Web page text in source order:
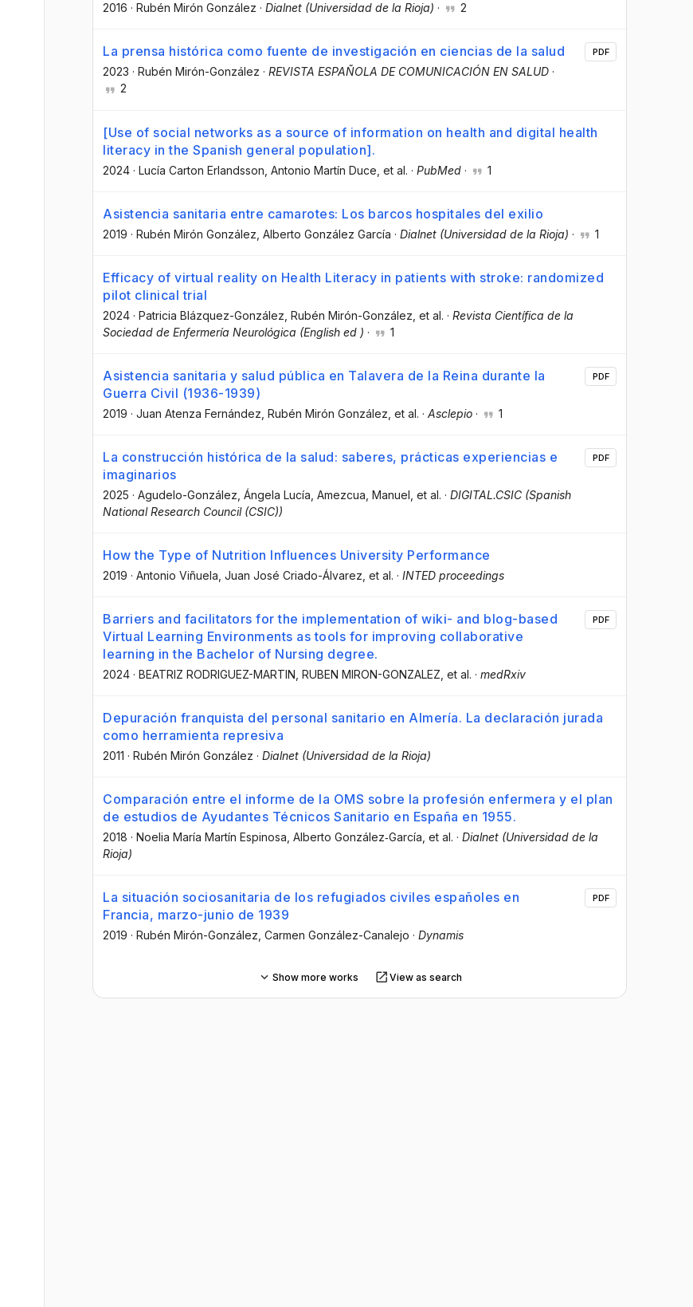
2016 · Rubén Mirón González · Dialnet (Universidad de la Rioja) · 2
La prensa histórica como fuente de investigación en ciencias de la salud
2023 · Rubén Mirón-González · REVISTA ESPAÑOLA DE COMUNICACIÓN EN SALUD ·
2
PDF
[Use of social networks as a source of information on health and digital health
literacy in the Spanish general population].
2024 · Lucía Carton Erlandsson , Antonio Martín Duce , et al. · PubMed · 1
Asistencia sanitaria entre camarotes: Los barcos hospitales del exilio
2019 · Rubén Mirón González , Alberto González García · Dialnet (Universidad de la Rioja) · 1
Efficacy of virtual reality on Health Literacy in patients with stroke: randomized
pilot clinical trial
2024 · Patricia Blázquez-González , Rubén Mirón-González , et al. · Revista Científica de la
Sociedad de Enfermería Neurológica (English ed ) · 1
Asistencia sanitaria y salud pública en Talavera de la Reina durante la
Guerra Civil (1936-1939)
2019 · Juan Atenza Fernández , Rubén Mirón González , et al. · Asclepio · 1
PDF
La construcción histórica de la salud: saberes, prácticas experiencias e
imaginarios
2025 · Agudelo-González, Ángela Lucía , Amezcua, Manuel , et al. · DIGITAL.CSIC (Spanish
National Research Council (CSIC))
PDF
How the Type of Nutrition Influences University Performance
2019 · Antonio Viñuela , Juan José Criado-Álvarez , et al. · INTED proceedings
Barriers and facilitators for the implementation of wiki- and blog-based
Virtual Learning Environments as tools for improving collaborative
learning in the Bachelor of Nursing degree.
2024 · BEATRIZ RODRIGUEZ-MARTIN , RUBEN MIRON-GONZALEZ , et al. · medRxiv
PDF
Depuración franquista del personal sanitario en Almería. La declaración jurada
como herramienta represiva
2011 · Rubén Mirón González · Dialnet (Universidad de la Rioja)
Comparación entre el informe de la OMS sobre la profesión enfermera y el plan
de estudios de Ayudantes Técnicos Sanitario en España en 1955.
2018 · Noelia María Martín Espinosa , Alberto González‐García , et al. · Dialnet (Universidad de la
Rioja)
La situación sociosanitaria de los refugiados civiles españoles en
Francia, marzo-junio de 1939
2019 · Rubén Mirón-González , Carmen González-Canalejo · Dynamis
PDF
Show more works View as search